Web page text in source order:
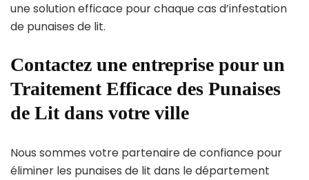
une solution efficace pour chaque cas d’infestation
de punaises de lit.
Contactez une entreprise pour un
Traitement Efficace des Punaises
de Lit dans votre ville
Nous sommes votre partenaire de confiance pour
éliminer les punaises de lit dans le département